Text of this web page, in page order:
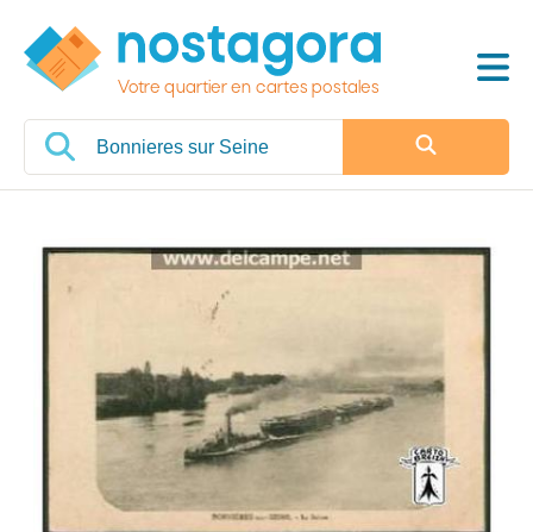
Votre quartier en cartes postales